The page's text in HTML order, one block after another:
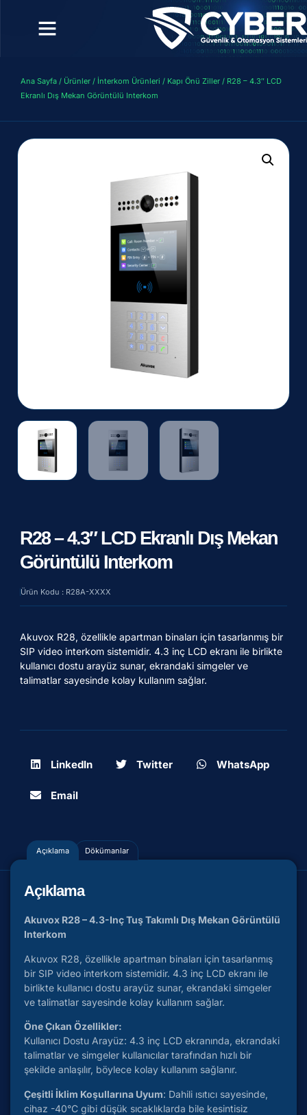
Ana Sayfa / Ürünler / İnterkom Ürünleri / Kapı Önü Ziller / R28 – 4.3″ LCD
Ekranlı Dış Mekan Görüntülü Interkom
R28 – 4.3″ LCD Ekranlı Dış Mekan
Görüntülü Interkom
Ürün Kodu : R28A-XXXX
Akuvox R28, özellikle apartman binaları için tasarlanmış bir
SIP video interkom sistemidir. 4.3 inç LCD ekranı ile birlikte
kullanıcı dostu arayüz sunar, ekrandaki simgeler ve
talimatlar sayesinde kolay kullanım sağlar.
LinkedIn Twitter WhatsApp
Email
Açıklama Dökümanlar
Açıklama
Akuvox R28 – 4.3-Inç Tuş Takımlı Dış Mekan Görüntülü
Interkom
Akuvox R28, özellikle apartman binaları için tasarlanmış
bir SIP video interkom sistemidir. 4.3 inç LCD ekranı ile
birlikte kullanıcı dostu arayüz sunar, ekrandaki simgeler
ve talimatlar sayesinde kolay kullanım sağlar.
Öne Çıkan Özellikler:
Kullanıcı Dostu Arayüz: 4.3 inç LCD ekranında, ekrandaki
talimatlar ve simgeler kullanıcılar tarafından hızlı bir
şekilde anlaşılır, böylece kolay kullanım sağlanır.
Çeşitli İklim Koşullarına Uyum: Dahili ısıtıcı sayesinde,
cihaz -40°C gibi düşük sıcaklıklarda bile kesintisiz